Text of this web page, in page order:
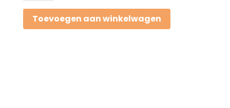
Coeliakie,
Crohn
Toevoegen aan winkelwagen